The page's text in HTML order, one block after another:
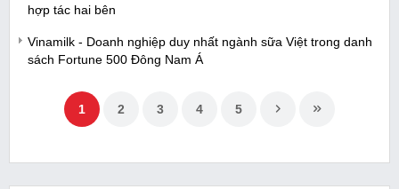
hợp tác hai bên
Vinamilk - Doanh nghiệp duy nhất ngành sữa Việt trong danh
sách Fortune 500 Đông Nam Á
1 2 3 4 5